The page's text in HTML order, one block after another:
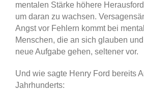
mentalen Stärke höhere
um daran zu wachsen.
Angst vor Fehlern kommt bei
Menschen, die an sich glauben
neue Aufgabe gehen, seltener vor.
Und wie sagte Henry Ford bereits
Jahrhunderts: